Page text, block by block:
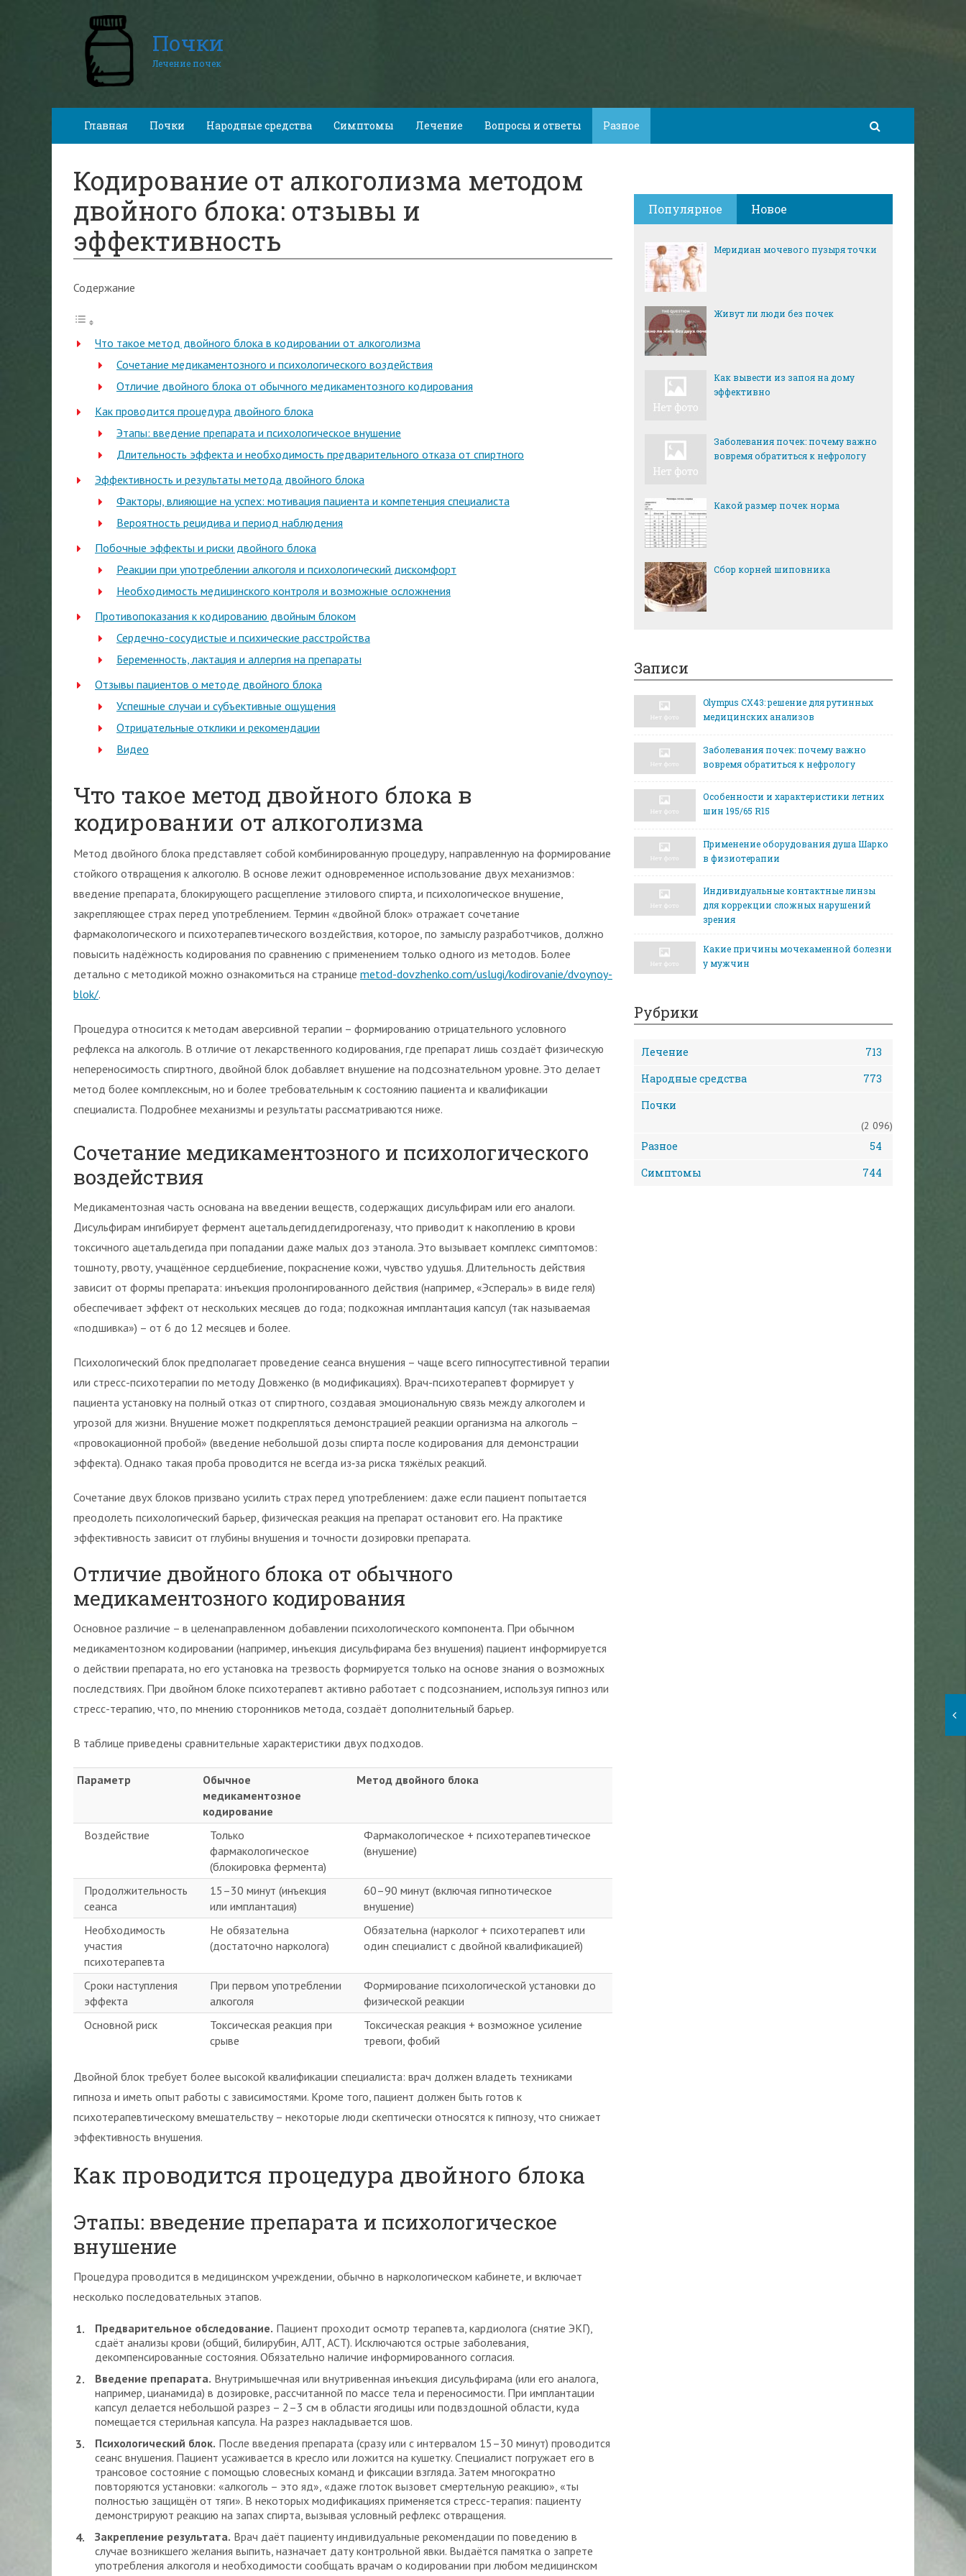
Почки
Лечение почек
Главная Почки Народные средства Симптомы Лечение Вопросы и ответы Разное
Кодирование от алкоголизма методом
двойного блока: отзывы и
эффективность
Содержание
Что такое метод двойного блока в кодировании от алкоголизма
Сочетание медикаментозного и психологического воздействия
Отличие двойного блока от обычного медикаментозного кодирования
Как проводится процедура двойного блока
Этапы: введение препарата и психологическое внушение
Длительность эффекта и необходимость предварительного отказа от спиртного
Эффективность и результаты метода двойного блока
Факторы, влияющие на успех: мотивация пациента и компетенция специалиста
Вероятность рецидива и период наблюдения
Побочные эффекты и риски двойного блока
Реакции при употреблении алкоголя и психологический дискомфорт
Необходимость медицинского контроля и возможные осложнения
Противопоказания к кодированию двойным блоком
Сердечно-сосудистые и психические расстройства
Беременность, лактация и аллергия на препараты
Отзывы пациентов о методе двойного блока
Успешные случаи и субъективные ощущения
Отрицательные отклики и рекомендации
Видео
Что такое метод двойного блока в
кодировании от алкоголизма
Метод двойного блока представляет собой комбинированную процедуру, направленную на формирование
стойкого отвращения к алкоголю. В основе лежит одновременное использование двух механизмов:
введение препарата, блокирующего расщепление этилового спирта, и психологическое внушение,
закрепляющее страх перед употреблением. Термин «двойной блок» отражает сочетание
фармакологического и психотерапевтического воздействия, которое, по замыслу разработчиков, должно
повысить надёжность кодирования по сравнению с применением только одного из методов. Более
детально с методикой можно ознакомиться на странице metod-dovzhenko.com/uslugi/kodirovanie/dvoynoy-
blok/.
Процедура относится к методам аверсивной терапии – формированию отрицательного условного
рефлекса на алкоголь. В отличие от лекарственного кодирования, где препарат лишь создаёт физическую
непереносимость спиртного, двойной блок добавляет внушение на подсознательном уровне. Это делает
метод более комплексным, но и более требовательным к состоянию пациента и квалификации
специалиста. Подробнее механизмы и результаты рассматриваются ниже.
Сочетание медикаментозного и психологического
воздействия
Медикаментозная часть основана на введении веществ, содержащих дисульфирам или его аналоги.
Дисульфирам ингибирует фермент ацетальдегиддегидрогеназу, что приводит к накоплению в крови
токсичного ацетальдегида при попадании даже малых доз этанола. Это вызывает комплекс симптомов:
тошноту, рвоту, учащённое сердцебиение, покраснение кожи, чувство удушья. Длительность действия
зависит от формы препарата: инъекция пролонгированного действия (например, «Эспераль» в виде геля)
обеспечивает эффект от нескольких месяцев до года; подкожная имплантация капсул (так называемая
«подшивка») – от 6 до 12 месяцев и более.
Психологический блок предполагает проведение сеанса внушения – чаще всего гипносуггестивной терапии
или стресс-психотерапии по методу Довженко (в модификациях). Врач-психотерапевт формирует у
пациента установку на полный отказ от спиртного, создавая эмоциональную связь между алкоголем и
угрозой для жизни. Внушение может подкрепляться демонстрацией реакции организма на алкоголь –
«провокационной пробой» (введение небольшой дозы спирта после кодирования для демонстрации
эффекта). Однако такая проба проводится не всегда из‑за риска тяжёлых реакций.
Сочетание двух блоков призвано усилить страх перед употреблением: даже если пациент попытается
преодолеть психологический барьер, физическая реакция на препарат остановит его. На практике
эффективность зависит от глубины внушения и точности дозировки препарата.
Отличие двойного блока от обычного
медикаментозного кодирования
Основное различие – в целенаправленном добавлении психологического компонента. При обычном
медикаментозном кодировании (например, инъекция дисульфирама без внушения) пациент информируется
о действии препарата, но его установка на трезвость формируется только на основе знания о возможных
последствиях. При двойном блоке психотерапевт активно работает с подсознанием, используя гипноз или
стресс-терапию, что, по мнению сторонников метода, создаёт дополнительный барьер.
В таблице приведены сравнительные характеристики двух подходов.
Параметр
Обычное
медикаментозное
кодирование
Метод двойного блока
Воздействие
Только
фармакологическое
(блокировка фермента)
Фармакологическое + психотерапевтическое
(внушение)
Продолжительность
сеанса
15–30 минут (инъекция
или имплантация)
60–90 минут (включая гипнотическое
внушение)
Необходимость
участия
психотерапевта
Не обязательна
(достаточно нарколога)
Обязательна (нарколог + психотерапевт или
один специалист с двойной квалификацией)
Сроки наступления
эффекта
При первом употреблении
алкоголя
Формирование психологической установки до
физической реакции
Основной риск
Токсическая реакция при
срыве
Токсическая реакция + возможное усиление
тревоги, фобий
Двойной блок требует более высокой квалификации специалиста: врач должен владеть техниками
гипноза и иметь опыт работы с зависимостями. Кроме того, пациент должен быть готов к
психотерапевтическому вмешательству – некоторые люди скептически относятся к гипнозу, что снижает
эффективность внушения.
Как проводится процедура двойного блока
Этапы: введение препарата и психологическое
внушение
Процедура проводится в медицинском учреждении, обычно в наркологическом кабинете, и включает
несколько последовательных этапов.
Предварительное обследование. Пациент проходит осмотр терапевта, кардиолога (снятие ЭКГ),
сдаёт анализы крови (общий, билирубин, АЛТ, АСТ). Исключаются острые заболевания,
декомпенсированные состояния. Обязательно наличие информированного согласия.
Введение препарата. Внутримышечная или внутривенная инъекция дисульфирама (или его аналога,
например, цианамида) в дозировке, рассчитанной по массе тела и переносимости. При имплантации
капсул делается небольшой разрез – 2–3 см в области ягодицы или подвздошной области, куда
помещается стерильная капсула. На разрез накладывается шов.
Психологический блок. После введения препарата (сразу или с интервалом 15–30 минут) проводится
сеанс внушения. Пациент усаживается в кресло или ложится на кушетку. Специалист погружает его в
трансовое состояние с помощью словесных команд и фиксации взгляда. Затем многократно
повторяются установки: «алкоголь – это яд», «даже глоток вызовет смертельную реакцию», «ты
полностью защищён от тяги». В некоторых модификациях применяется стресс-терапия: пациенту
демонстрируют реакцию на запах спирта, вызывая условный рефлекс отвращения.
Закрепление результата. Врач даёт пациенту индивидуальные рекомендации по поведению в
случае возникшего желания выпить, назначает дату контрольной явки. Выдаётся памятка о запрете
употребления алкоголя и необходимости сообщать врачам о кодировании при любом медицинском
Популярное Новое
Меридиан мочевого пузыря точки
Живут ли люди без почек
Как вывести из запоя на дому
эффективно
Заболевания почек: почему важно
вовремя обратиться к нефрологу
Какой размер почек норма
Сбор корней шиповника
Записи
Olympus CX43: решение для рутинных
медицинских анализов
Заболевания почек: почему важно
вовремя обратиться к нефрологу
Особенности и характеристики летних
шин 195/65 R15
Применение оборудования душа Шарко
в физиотерапии
Индивидуальные контактные линзы
для коррекции сложных нарушений
зрения
Какие причины мочекаменной болезни
у мужчин
Рубрики
Лечение
713
Народные средства
773
Почки
(2 096)
Разное
54
Симптомы
744